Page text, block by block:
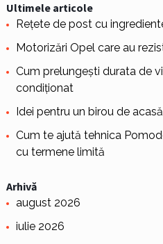
Ultimele articole
Rețete de post cu
Motorizări Opel care au
Cum prelungești durata de
condiționat
Idei pentru un birou de
Cum te ajută tehnica
cu termene limită
Arhivă
august 2026
iulie 2026